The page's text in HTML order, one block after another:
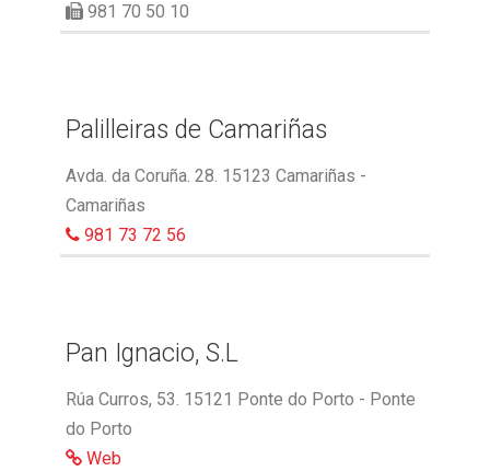
981 70 50 10
Palilleiras de Camariñas
Avda. da Coruña. 28. 15123 Camariñas -
Camariñas
981 73 72 56
Pan Ignacio, S.L
Rúa Curros, 53. 15121 Ponte do Porto - Ponte
do Porto
Web